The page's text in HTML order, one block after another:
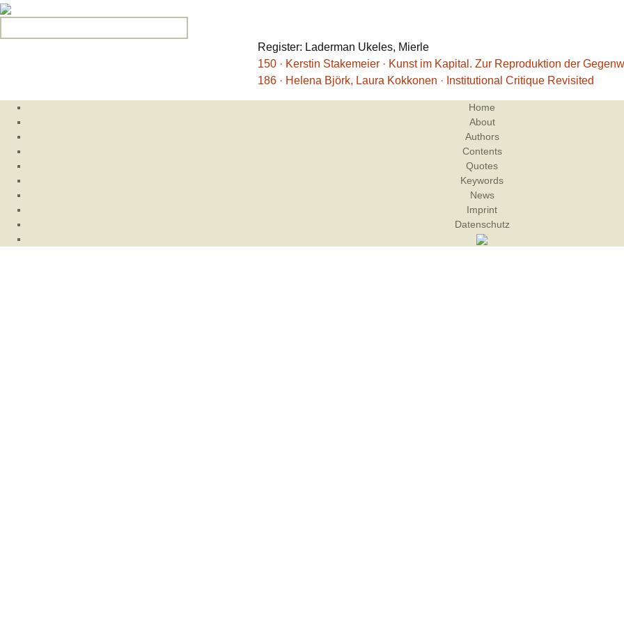
Register: Laderman Ukeles, Mierle
150 · Kerstin Stakemeier · Kunst im Kapital. Zur Reproduktion der
186 · Helena Björk, Laura Kokkonen · Institutional Critique Revisited
Home
About
Authors
Contents
Quotes
Keywords
News
Imprint
Datenschutz